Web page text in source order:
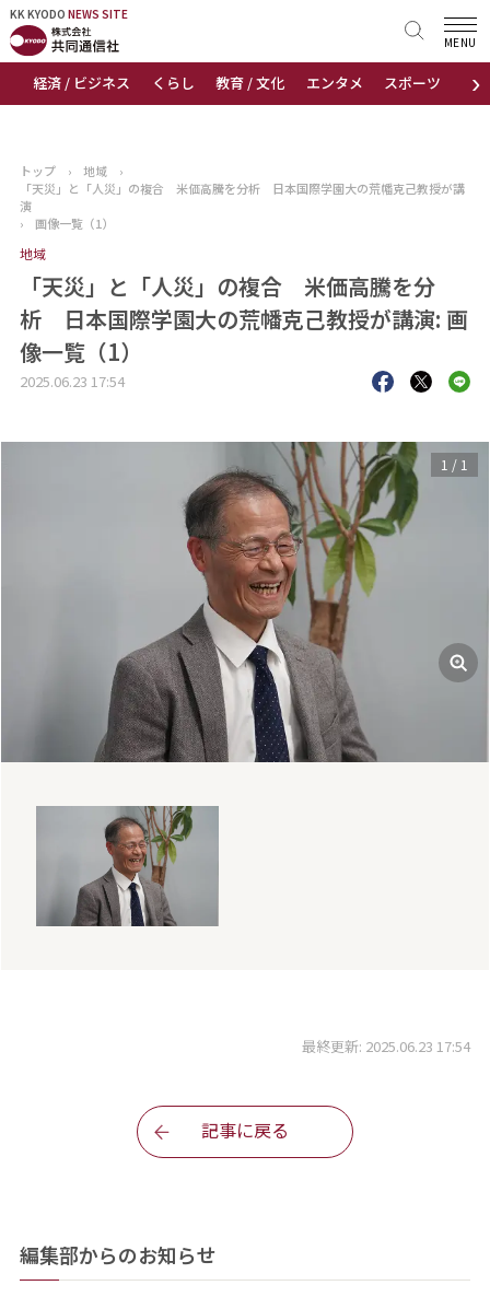
KK KYODO NEWS SITE
›
経済 / ビジネス くらし 教育 / 文化 エンタメ スポーツ 地域
MENU
KK KYODONEWS SITE
トップページ
ニュース
おすすめコンテンツ
出版物
会社概要
トップ › 地域
›
「天災」と「人災」の複合 米価高騰を分析 日本国際学園大の荒幡克己教授が講
演
›
画像一覧（1）
地域
「天災」と「人災」の複合 米価高騰を分
析 日本国際学園大の荒幡克己教授が講演: 画
像一覧（1）
2025.06.23 17:54
1 / 1
最終更新: 2025.06.23 17:54
記事に戻る
編集部からのお知らせ